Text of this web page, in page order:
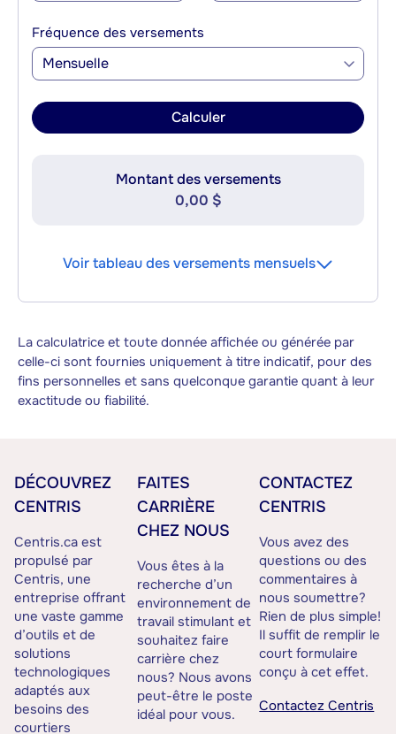
Fréquence des versements
Mensuelle
Calculer
Montant des versements
0,00 $
Voir tableau des versements mensuels
La calculatrice et toute donnée affichée ou générée par
celle-ci sont fournies uniquement à titre indicatif, pour des
fins personnelles et sans quelconque garantie quant à leur
exactitude ou fiabilité.
DÉCOUVREZ
CENTRIS
Centris.ca est
propulsé par
Centris, une
entreprise offrant
une vaste gamme
d’outils et de
solutions
technologiques
adaptés aux
besoins des
courtiers
FAITES
CARRIÈRE
CHEZ NOUS
Vous êtes à la
recherche d’un
environnement de
travail stimulant et
souhaitez faire
carrière chez
nous? Nous avons
peut-être le poste
idéal pour vous.
CONTACTEZ
CENTRIS
Vous avez des
questions ou des
commentaires à
nous soumettre?
Rien de plus simple!
Il suffit de remplir le
court formulaire
conçu à cet effet.
Contactez Centris